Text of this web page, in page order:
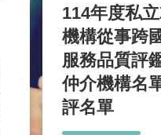
114年度私
機構從事跨
服務品質評
仲介機構名
評名單